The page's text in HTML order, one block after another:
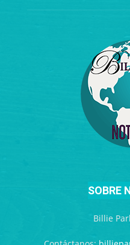
SOBRE
Billie